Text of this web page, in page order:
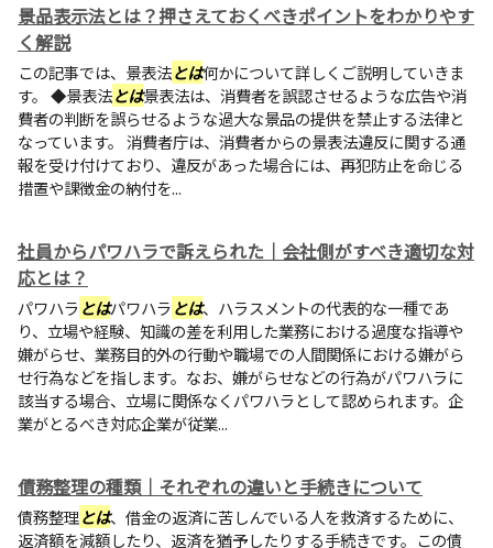
景品表示法とは？押さえておくべきポイントをわかりやす
く解説
この記事では、景表法とは何かについて詳しくご説明していきま
す。 ◆景表法とは景表法は、消費者を誤認させるような広告や消
費者の判断を誤らせるような過大な景品の提供を禁止する法律と
なっています。 消費者庁は、消費者からの景表法違反に関する通
報を受け付けており、違反があった場合には、再犯防止を命じる
措置や課徴金の納付を...
社員からパワハラで訴えられた｜会社側がすべき適切な対
応とは？
パワハラとはパワハラとは、ハラスメントの代表的な一種であ
り、立場や経験、知識の差を利用した業務における過度な指導や
嫌がらせ、業務目的外の行動や職場での人間関係における嫌がら
せ行為などを指します。なお、嫌がらせなどの行為がパワハラに
該当する場合、立場に関係なくパワハラとして認められます。企
業がとるべき対応企業が従業...
債務整理の種類｜それぞれの違いと手続きについて
債務整理とは、借金の返済に苦しんでいる人を救済するために、
返済額を減額したり、返済を猶予したりする手続きです。この債